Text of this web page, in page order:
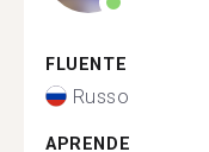
FLUENTE
Russo
APRENDE